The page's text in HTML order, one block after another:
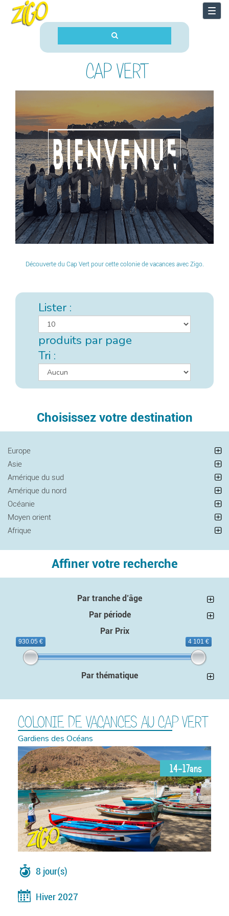
CAP VERT
Découverte du Cap Vert pour cette colonie de vacances avec Zigo.
Lister :
produits par page
Tri :
Choisissez votre destination
Europe
Asie
Amérique du sud
Amérique du nord
Océanie
Moyen orient
Afrique
Affiner votre recherche
Par tranche d’âge
Par période
Par Prix
930.05 € 4 101 €
Par thématique
COLONIE DE VACANCES AU CAP VERT
Gardiens des Océans
14-17ans
8 jour(s)
Hiver 2027